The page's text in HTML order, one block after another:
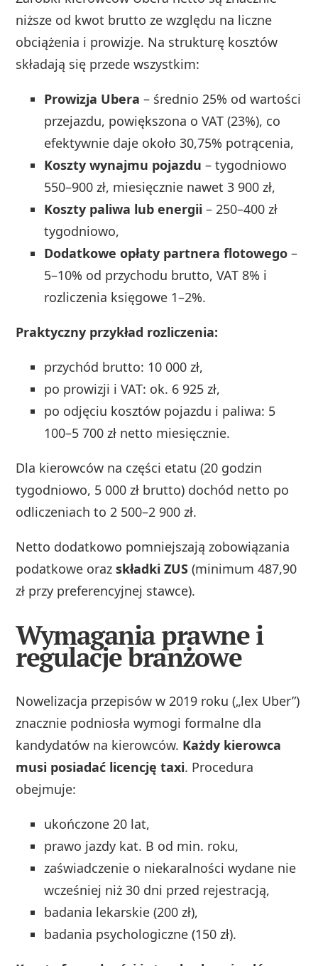
niższe od kwot brutto ze względu na liczne
obciążenia i prowizje. Na strukturę kosztów
składają się przede wszystkim:
Prowizja Ubera – średnio 25% od wartości
przejazdu, powiększona o VAT (23%), co
efektywnie daje około 30,75% potrącenia,
Koszty wynajmu pojazdu – tygodniowo
550–900 zł, miesięcznie nawet 3 900 zł,
Koszty paliwa lub energii – 250–400 zł
tygodniowo,
Dodatkowe opłaty partnera flotowego –
5–10% od przychodu brutto, VAT 8% i
rozliczenia księgowe 1–2%.
Praktyczny przykład rozliczenia:
przychód brutto: 10 000 zł,
po prowizji i VAT: ok. 6 925 zł,
po odjęciu kosztów pojazdu i paliwa: 5
100–5 700 zł netto miesięcznie.
Dla kierowców na części etatu (20 godzin
tygodniowo, 5 000 zł brutto) dochód netto po
odliczeniach to 2 500–2 900 zł.
Netto dodatkowo pomniejszają zobowiązania
podatkowe orazskładki ZUS (minimum 487,90
zł przy preferencyjnej stawce).
Wymagania prawne i
regulacje branżowe
Nowelizacja przepisów w 2019 roku („lex Uber”)
znacznie podniosła wymogi formalne dla
kandydatów na kierowców. Każdy kierowca
musi posiadać licencję taxi. Procedura
obejmuje:
ukończone 20 lat,
prawo jazdy kat. B od min. roku,
zaświadczenie o niekaralności wydane nie
wcześniej niż 30 dni przed rejestracją,
badania lekarskie (200 zł),
badania psychologiczne (150 zł).